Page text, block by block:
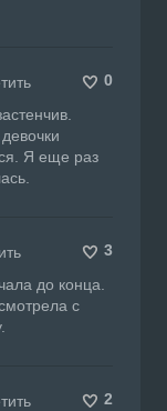
0
Я еще раз
3
до конца.
с
2